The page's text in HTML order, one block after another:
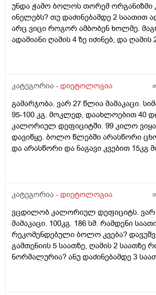
მივუახლოვდე ამ ნიშნულს
ნაჭერი ან რამე. ხომ არ ავნებს წონის
კალორიულ დეფიციტს?
უნდა ჭამო ბოლოს თორემ ორგანიზმი
ინელებს? თუ დაძინებამდე 2 საათით
არც ვიცი როგორ ამბობენ ხოლმე.
ადამიანი ღამის 4 ზე იძინებ, და ღამის
კატეგორია - დიეტოლოგია
გამარჯობა. ვარ 27 წლია მამაკაცი.
95-100 კგ. მოკლედ, დაახლოებით 40
კალორიულ დეფიციტში. 99 კილო
დავიწყე. ბოლო წლებში არასწორი
და არასწორი და ნაგავი კვებით 15კგ
დღიანი კალორიული დეფიციტის
აჩვენებს რომ თავიდან 4კგმდე
ვხედავ სხეულზე, რაზეც, სავარაუდოდ
4კგ არაფერია რომ 186, 100კგ
თავს. კიბატონო. თუმცა, ვერანაირ
ვხედავ. ამას წინათაც გესაუბრეთ ამის
ცხოვრებაში ასეთი დისციპლინა ამ
ამოვიღე. მხოლოდ ჯანსაღი
კატეგორია - დიეტოლოგია
ვცდილობ კალორიულ დეფიციტს. ვარ
მამაკაცი. 100კგ. 186 სმ. რამდენი
რეკომენდებული ბოლო კვება?
გამთენიის 5 საათზე, ღამის 2 საათზე
ნორმალურია? ანუ დაძინებამდე 3
მაინც ხომ დავიკლებ წონაში ასეთი